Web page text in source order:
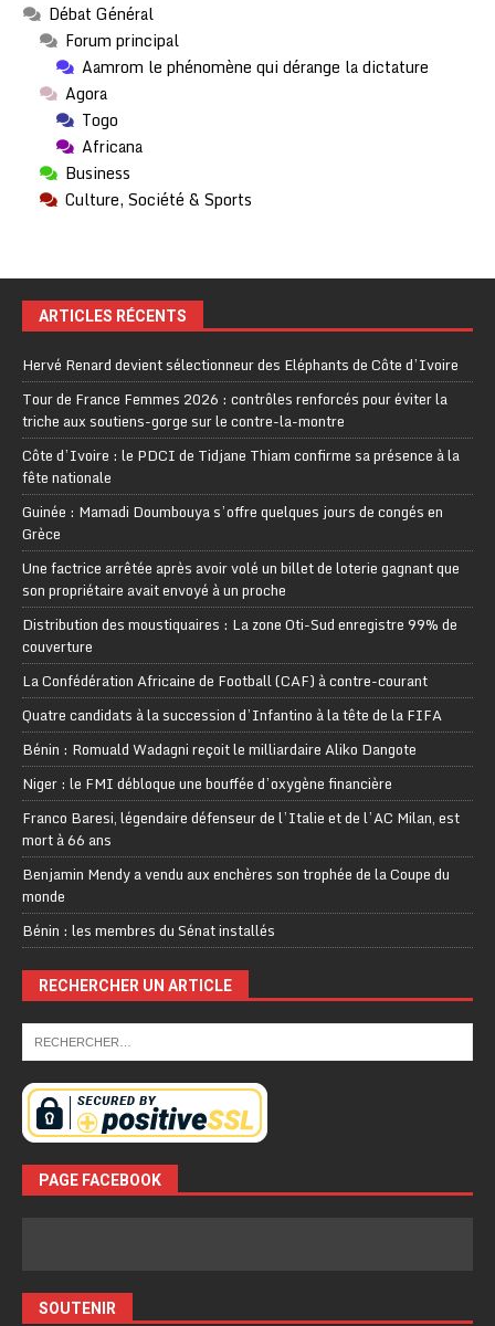
Débat Général
Forum principal
Aamrom le phénomène qui dérange la dictature
Agora
Togo
Africana
Business
Culture, Société & Sports
ARTICLES RÉCENTS
Hervé Renard devient sélectionneur des Eléphants de Côte d’Ivoire
Tour de France Femmes 2026 : contrôles renforcés pour éviter la
triche aux soutiens-gorge sur le contre-la-montre
Côte d’Ivoire : le PDCI de Tidjane Thiam confirme sa présence à la
fête nationale
Guinée : Mamadi Doumbouya s’offre quelques jours de congés en
Grèce
Une factrice arrêtée après avoir volé un billet de loterie gagnant que
son propriétaire avait envoyé à un proche
Distribution des moustiquaires : La zone Oti-Sud enregistre 99% de
couverture
La Confédération Africaine de Football (CAF) à contre-courant
Quatre candidats à la succession d’Infantino à la tête de la FIFA
Bénin : Romuald Wadagni reçoit le milliardaire Aliko Dangote
Niger : le FMI débloque une bouffée d’oxygène financière
Franco Baresi, légendaire défenseur de l’Italie et de l’AC Milan, est
mort à 66 ans
Benjamin Mendy a vendu aux enchères son trophée de la Coupe du
monde
Bénin : les membres du Sénat installés
RECHERCHER UN ARTICLE
PAGE FACEBOOK
SOUTENIR